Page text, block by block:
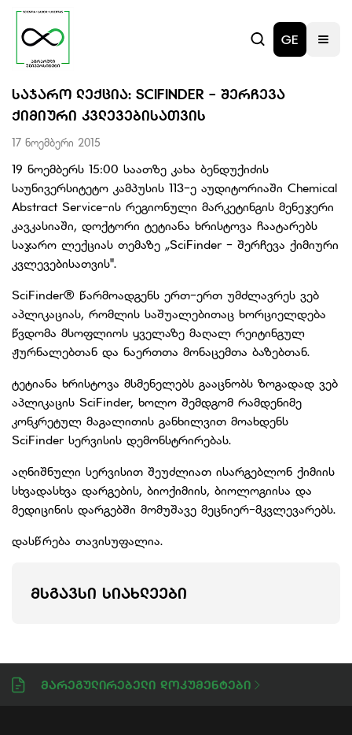
GE
ᲡᲐᲯᲐᲠᲝ ᲚᲔᲥᲪᲘᲐ: SCIFINDER - ᲨᲔᲠᲩᲔᲕᲐ
ᲥᲘᲛᲘᲣᲠᲘ ᲙᲕᲚᲔᲕᲔᲑᲘᲡᲐᲗᲕᲘᲡ
17 ნოემბერი 2015
19 ნოემბერს 15:00 საათზე კახა ბენდუქიძის
საუნივერსიტეტო კამპუსის 113-ე აუდიტორიაში Chemical
Abstract Service-ის რეგიონული მარკეტინგის მენეჯერი
კავკასიაში, დოქტორი ტეტიანა ხრისტოვა ჩაატარებს
საჯარო ლექციას თემაზე „SciFinder - შერჩევა ქიმიური
კვლევებისათვის".
SciFinder® წარმოადგენს ერთ-ერთ უმძლავრეს ვებ
აპლიკაციას, რომლის საშუალებითაც ხორციელდება
წვდომა მსოფლიოს ყველაზე მაღალ რეიტინგულ
ჟურნალებთან და ნაერთთა მონაცემთა ბაზებთან.
ტეტიანა ხრისტოვა მსმენელებს გააცნობს ზოგადად ვებ
აპლიკაცის SciFinder, ხოლო შემდგომ რამდენიმე
კონკრეტულ მაგალითის განხილვით მოახდენს
SciFinder სერვისის დემონსტრირებას.
აღნიშნული სერვისით შეუძლიათ ისარგებლონ ქიმიის
სხვადასხვა დარგების, ბიოქიმიის, ბიოლოგიისა და
მედიცინის დარგებში მომუშავე მეცნიერ-მკვლევარებს.
დასწრება თავისუფალია.
ᲛᲡᲒᲐᲕᲡᲘ ᲡᲘᲐᲮᲚᲔᲔᲑᲘ
Მარეგულირებელი Დოკუმენტები